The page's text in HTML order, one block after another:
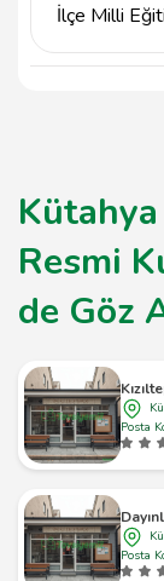
İlçe Milli
Kütahya
Resmi
de Göz
Posta
Posta